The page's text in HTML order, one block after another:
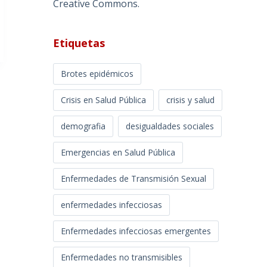
Creative Commons.
Etiquetas
Brotes epidémicos
Crisis en Salud Pública crisis y salud
demografia desigualdades sociales
Emergencias en Salud Pública
Enfermedades de Transmisión Sexual
enfermedades infecciosas
Enfermedades infecciosas emergentes
Enfermedades no transmisibles